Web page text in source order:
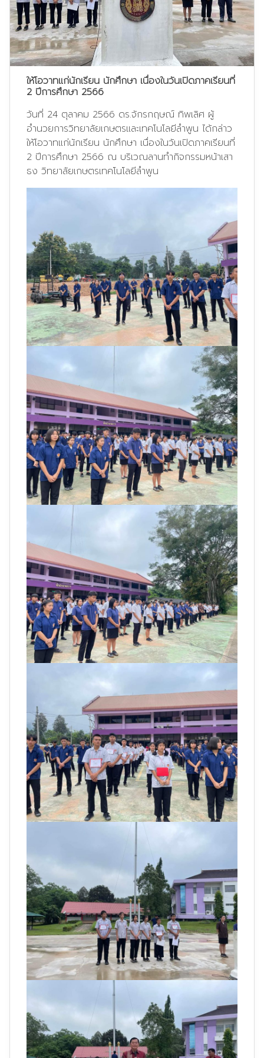
ให้โอวาทแก่นักเรียน นักศึกษา เนื่องในวันเปิดภาคเรียนที่
2 ปีการศึกษา 2566
วันที่ 24 ตุลาคม 2566 ดร.จักรกฤษณ์ ทิพเลิศ ผู้
อำนวยการวิทยาลัยเกษตรและเทคโนโลยีลำพูน ได้กล่าว
ให้โอวาทแก่นักเรียน นักศึกษา เนื่องในวันเปิดภาคเรียนที่
2 ปีการศึกษา 2566 ณ บริเวณลานทำกิจกรรมหน้าเสา
ธง วิทยาลัยเกษตรเทคโนโลยีลำพูน